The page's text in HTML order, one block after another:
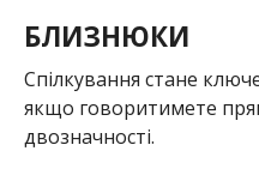
БЛИЗНЮКИ
Спілкування стане
якщо говоритимете
двозначності.